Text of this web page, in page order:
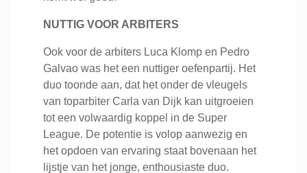
NUTTIG VOOR ARBITERS
Ook voor de arbiters Luca Klomp en Pedro
Galvao was het een nuttiger oefenpartij. Het
duo toonde aan, dat het onder de vleugels
van toparbiter Carla van Dijk kan uitgroeien
tot een volwaardig koppel in de Super
League. De potentie is volop aanwezig en
het opdoen van ervaring staat bovenaan het
lijstje van het jonge, enthousiaste duo.